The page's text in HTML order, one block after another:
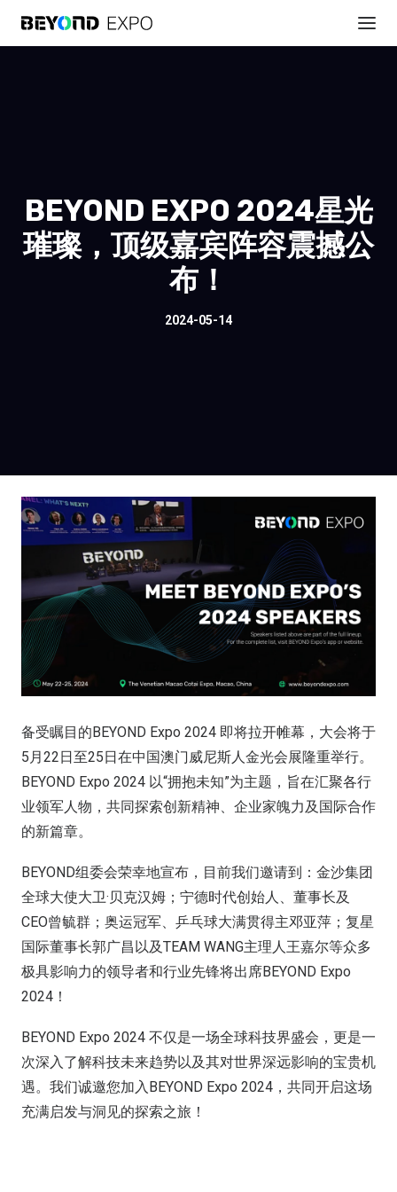
BEYOND EXPO 2024星光
璀璨，顶级嘉宾阵容震撼公
布！
2024-05-14
备受瞩目的BEYOND Expo 2024 即将拉开帷幕，大会将于
5月22日至25日在中国澳门威尼斯人金光会展隆重举行。
BEYOND Expo 2024 以“拥抱未知”为主题，旨在汇聚各行
业领军人物，共同探索创新精神、企业家魄力及国际合作
的新篇章。
BEYOND组委会荣幸地宣布，目前我们邀请到：金沙集团
全球大使大卫·贝克汉姆；宁德时代创始人、董事长及
CEO曾毓群；奥运冠军、乒乓球大满贯得主邓亚萍；复星
国际董事长郭广昌以及TEAM WANG主理人王嘉尔等众多
极具影响力的领导者和行业先锋将出席BEYOND Expo
2024！
BEYOND Expo 2024 不仅是一场全球科技界盛会，更是一
次深入了解科技未来趋势以及其对世界深远影响的宝贵机
遇。我们诚邀您加入BEYOND Expo 2024，共同开启这场
充满启发与洞见的探索之旅！